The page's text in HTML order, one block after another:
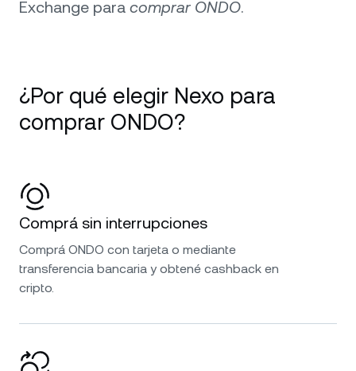
Exchange para comprar ONDO.
¿Por qué elegir Nexo para
comprar ONDO?
Comprá sin interrupciones
Comprá ONDO con tarjeta o mediante
transferencia bancaria y obtené cashback en
cripto.